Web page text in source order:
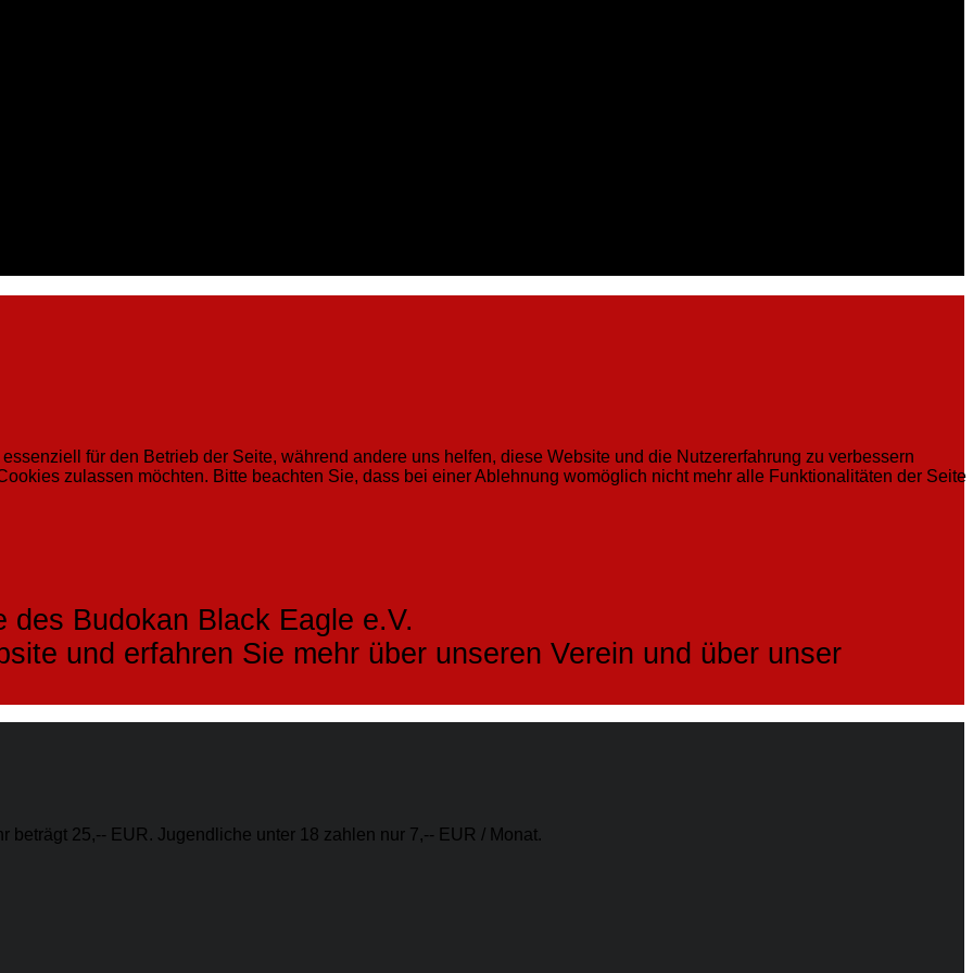
Budokan Black Eagle e.V.
und erfahren Sie mehr über unseren Verein und über unser
25,-- EUR. Jugendliche unter 18 zahlen nur 7,-- EUR / Monat.
für den Betrieb der Seite, während andere uns helfen, diese Website und die Nutzererfahrung zu verbessern
zulassen möchten. Bitte beachten Sie, dass bei einer Ablehnung womöglich nicht mehr alle Funktionalitäten der Seite